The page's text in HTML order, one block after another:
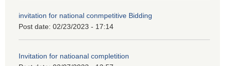
invitation for national conmpetitive Bidding
Post date: 02/23/2023 - 17:14
Invitation for natioanal completition